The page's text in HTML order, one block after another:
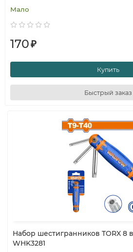
Мало
170₽
Купить
Быстрый заказ
Набор шестигранников TORX 8
WHK3281